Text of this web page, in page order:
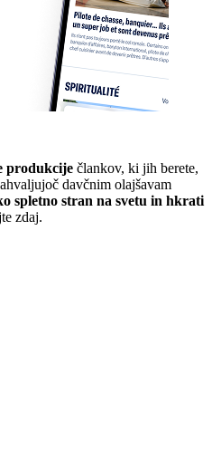
produkcije člankov, ki jih berete,
davčnim olajšavam
spletno stran na svetu in hkrati
zdaj.